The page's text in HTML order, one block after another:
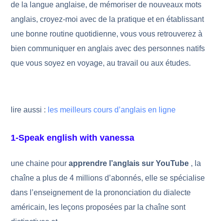
de la langue anglaise, de mémoriser de nouveaux mots
anglais, croyez-moi avec de la pratique et en établissant
une bonne routine quotidienne, vous vous retrouverez à
bien communiquer en anglais avec des personnes natifs
que vous soyez en voyage, au travail ou aux études.
lire aussi : les meilleurs cours d’anglais en ligne
1-Speak english with vanessa
une chaine pourapprendre l’anglais sur YouTube , la
chaîne a plus de 4 millions d’abonnés, elle se spécialise
dans l’enseignement de la prononciation du dialecte
américain, les leçons proposées par la chaîne sont